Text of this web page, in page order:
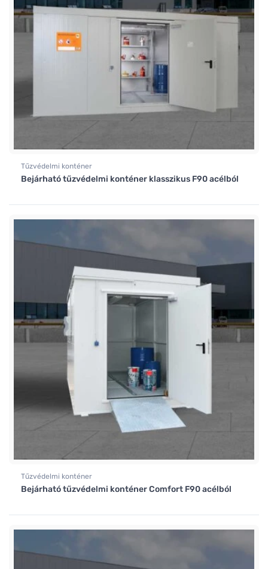
Tűzvédelmi konténer
Bejárható tűzvédelmi konténer klasszikus F90 acélból
Tűzvédelmi konténer
Bejárható tűzvédelmi konténer Comfort F90 acélból